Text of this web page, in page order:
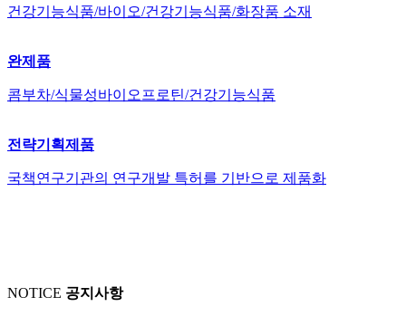
건강기능식품/바이오/건강기능식품/화장품 소재
완제품
콤부차/식물성바이오프로틴/건강기능식품
전략기획제품
국책연구기관의 연구개발 특허를 기반으로 제품화
NOTICE 공지사항